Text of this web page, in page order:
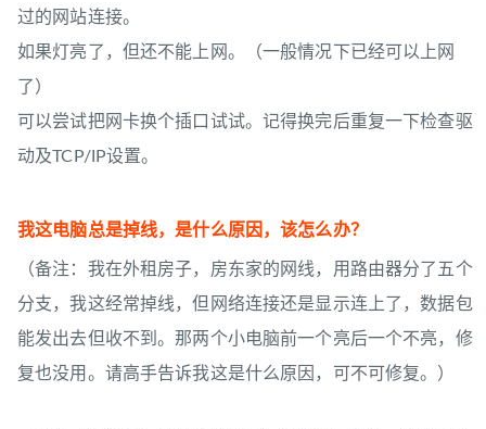
过的网站连接。
如果灯亮了，但还不能上网。（一般情况下已经可以上网
了）
可以尝试把网卡换个插口试试。记得换完后重复一下检查驱
动及TCP/IP设置。
我这电脑总是掉线，是什么原因，该怎么办？
（备注：我在外租房子，房东家的网线，用路由器分了五个
分支，我这经常掉线，但网络连接还是显示连上了，数据包
能发出去但收不到。那两个小电脑前一个亮后一个不亮，修
复也没用。请高手告诉我这是什么原因，可不可修复。）